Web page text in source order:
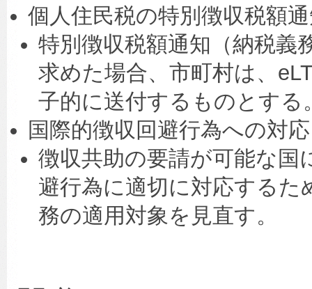
個人住民税の特別徴収税額
特別徴収税額通知（納税義
求めた場合、市町村は、
子的に送付するものとする
国際的徴収回避行為への対応
徴収共助の要請が可能な国
避行為に適切に対応するた
務の適用対象を見直す。